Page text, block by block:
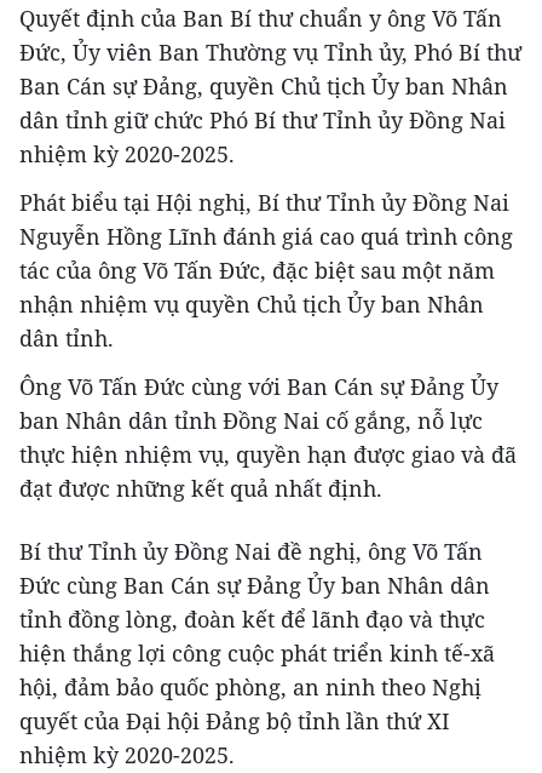
Quyết định của Ban Bí thư chuẩn y ông Võ Tấn
Đức, Ủy viên Ban Thường vụ Tỉnh ủy, Phó Bí thư
Ban Cán sự Đảng, quyền Chủ tịch Ủy ban Nhân
dân tỉnh giữ chức Phó Bí thư Tỉnh ủy Đồng Nai
nhiệm kỳ 2020-2025.
Phát biểu tại Hội nghị, Bí thư Tỉnh ủy Đồng Nai
Nguyễn Hồng Lĩnh đánh giá cao quá trình công
tác của ông Võ Tấn Đức, đặc biệt sau một năm
nhận nhiệm vụ quyền Chủ tịch Ủy ban Nhân
dân tỉnh.
Ông Võ Tấn Đức cùng với Ban Cán sự Đảng Ủy
ban Nhân dân tỉnh Đồng Nai cố gắng, nỗ lực
thực hiện nhiệm vụ, quyền hạn được giao và đã
đạt được những kết quả nhất định.
Bí thư Tỉnh ủy Đồng Nai đề nghị, ông Võ Tấn
Đức cùng Ban Cán sự Đảng Ủy ban Nhân dân
tỉnh đồng lòng, đoàn kết để lãnh đạo và thực
hiện thắng lợi công cuộc phát triển kinh tế-xã
hội, đảm bảo quốc phòng, an ninh theo Nghị
quyết của Đại hội Đảng bộ tỉnh lần thứ XI
nhiệm kỳ 2020-2025.